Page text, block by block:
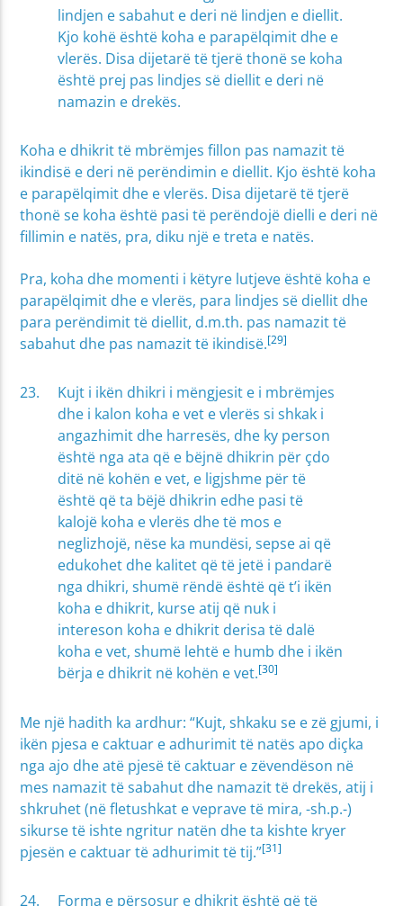
lindjen e sabahut e deri në lindjen e diellit.
Kjo kohë është koha e parapëlqimit dhe e
vlerës. Disa dijetarë të tjerë thonë se koha
është prej pas lindjes së diellit e deri në
namazin e drekës.
Koha e dhikrit të mbrëmjes fillon pas namazit të
ikindisë e deri në perëndimin e diellit. Kjo është koha
e parapëlqimit dhe e vlerës. Disa dijetarë të tjerë
thonë se koha është pasi të perëndojë dielli e deri në
fillimin e natës, pra, diku një e treta e natës.
Pra, koha dhe momenti i këtyre lutjeve është koha e
parapëlqimit dhe e vlerës, para lindjes së diellit dhe
para perëndimit të diellit, d.m.th. pas namazit të
sabahut dhe pas namazit të ikindisë.[29]
Kujt i ikën dhikri i mëngjesit e i mbrëmjes
dhe i kalon koha e vet e vlerës si shkak i
angazhimit dhe harresës, dhe ky person
është nga ata që e bëjnë dhikrin për çdo
ditë në kohën e vet, e ligjshme për të
është që ta bëjë dhikrin edhe pasi të
kalojë koha e vlerës dhe të mos e
neglizhojë, nëse ka mundësi, sepse ai që
edukohet dhe kalitet që të jetë i pandarë
nga dhikri, shumë rëndë është që t’i ikën
koha e dhikrit, kurse atij që nuk i
intereson koha e dhikrit derisa të dalë
koha e vet, shumë lehtë e humb dhe i ikën
bërja e dhikrit në kohën e vet.[30]
Me një hadith ka ardhur: “Kujt, shkaku se e zë gjumi, i
ikën pjesa e caktuar e adhurimit të natës apo diçka
nga ajo dhe atë pjesë të caktuar e zëvendëson në
mes namazit të sabahut dhe namazit të drekës, atij i
shkruhet (në fletushkat e veprave të mira, -sh.p.-)
sikurse të ishte ngritur natën dhe ta kishte kryer
pjesën e caktuar të adhurimit të tij.”[31]
Forma e përsosur e dhikrit është që të